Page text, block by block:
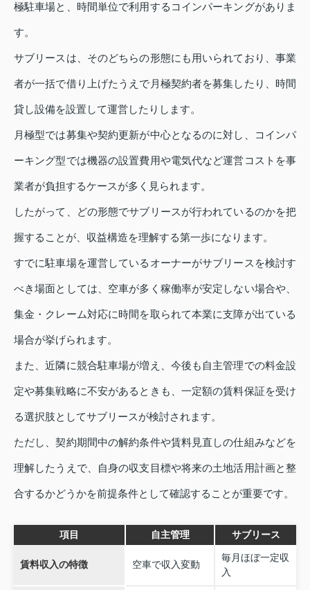
極駐車場と、時間単位で利用するコインパーキングがありま
す。
サブリースは、そのどちらの形態にも用いられており、事業
者が一括で借り上げたうえで月極契約者を募集したり、時間
貸し設備を設置して運営したりします。
月極型では募集や契約更新が中心となるのに対し、コインパ
ーキング型では機器の設置費用や電気代など運営コストを事
業者が負担するケースが多く見られます。
したがって、どの形態でサブリースが行われているのかを把
握することが、収益構造を理解する第一歩になります。
すでに駐車場を運営しているオーナーがサブリースを検討す
べき場面としては、空車が多く稼働率が安定しない場合や、
集金・クレーム対応に時間を取られて本業に支障が出ている
場合が挙げられます。
また、近隣に競合駐車場が増え、今後も自主管理での料金設
定や募集戦略に不安があるときも、一定額の賃料保証を受け
る選択肢としてサブリースが検討されます。
ただし、契約期間中の解約条件や賃料見直しの仕組みなどを
理解したうえで、自身の収支目標や将来の土地活用計画と整
合するかどうかを前提条件として確認することが重要です。
項目 自主管理 サブリース
賃料収入の特徴 空車で収入変動
毎月ほぼ一定収
入